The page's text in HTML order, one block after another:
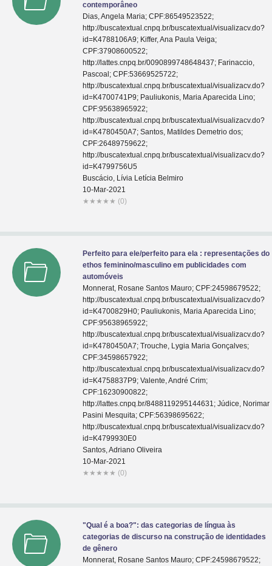
contemporâneo
Dias, Angela Maria; CPF:86549523522;
http://buscatextual.cnpq.br/buscatextual/visualizacv.do?
id=K4788106A9; Kiffer, Ana Paula Veiga;
CPF:37908600522;
http://lattes.cnpq.br/0090899748648437; Farinaccio,
Pascoal; CPF:53669525722;
http://buscatextual.cnpq.br/buscatextual/visualizacv.do?
id=K4700741P9; Pauliukonis, Maria Aparecida Lino;
CPF:95638965922;
http://buscatextual.cnpq.br/buscatextual/visualizacv.do?
id=K4780450A7; Santos, Matildes Demetrio dos;
CPF:26489759622;
http://buscatextual.cnpq.br/buscatextual/visualizacv.do?
id=K4799756U5
Buscácio, Lívia Letícia Belmiro
10-Mar-2021
★ ★ ★ ★ ★ (0)
Perfeito para ele/perfeito para ela : representações do
ethos feminino/masculino em publicidades com
automóveis
Monnerat, Rosane Santos Mauro; CPF:24598679522;
http://buscatextual.cnpq.br/buscatextual/visualizacv.do?
id=K4700829H0; Pauliukonis, Maria Aparecida Lino;
CPF:95638965922;
http://buscatextual.cnpq.br/buscatextual/visualizacv.do?
id=K4780450A7; Trouche, Lygia Maria Gonçalves;
CPF:34598657922;
http://buscatextual.cnpq.br/buscatextual/visualizacv.do?
id=K4758837P9; Valente, André Crim;
CPF:16230900822;
http://lattes.cnpq.br/8488119295144631; Júdice, Norimar
Pasini Mesquita; CPF:56398695622;
http://buscatextual.cnpq.br/buscatextual/visualizacv.do?
id=K4799930E0
Santos, Adriano Oliveira
10-Mar-2021
★ ★ ★ ★ ★ (0)
"Qual é a boa?": das categorias de língua às
categorias de discurso na construção de identidades
de gênero
Monnerat, Rosane Santos Mauro; CPF:24598679522;